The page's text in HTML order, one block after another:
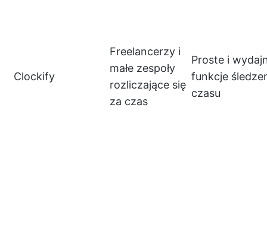
Clockify
Freelancerzy i
małe zespoły
rozliczające się
za czas
Proste i
funkcje
czasu